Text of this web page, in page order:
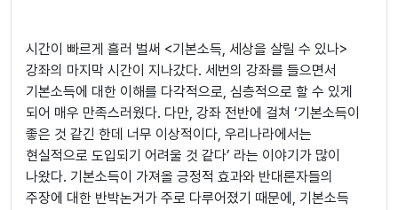
시간이 빠르게 흘러 벌써 <기본소득, 세상을 살릴 수 있나>
강좌의 마지막 시간이 지나갔다. 세번의 강좌를 들으면서
기본소득에 대한 이해를 다각적으로, 심층적으로 할 수 있게
되어 매우 만족스러웠다. 다만, 강좌 전반에 걸쳐 ‘기본소득이
좋은 것 같긴 한데 너무 이상적이다, 우리나라에서는
현실적으로 도입되기 어려울 것 같다’ 라는 이야기가 많이
나왔다. 기본소득이 가져올 긍정적 효과와 반대론자들의
주장에 대한 반박논거가 주로 다루어졌기 때문에, 기본소득